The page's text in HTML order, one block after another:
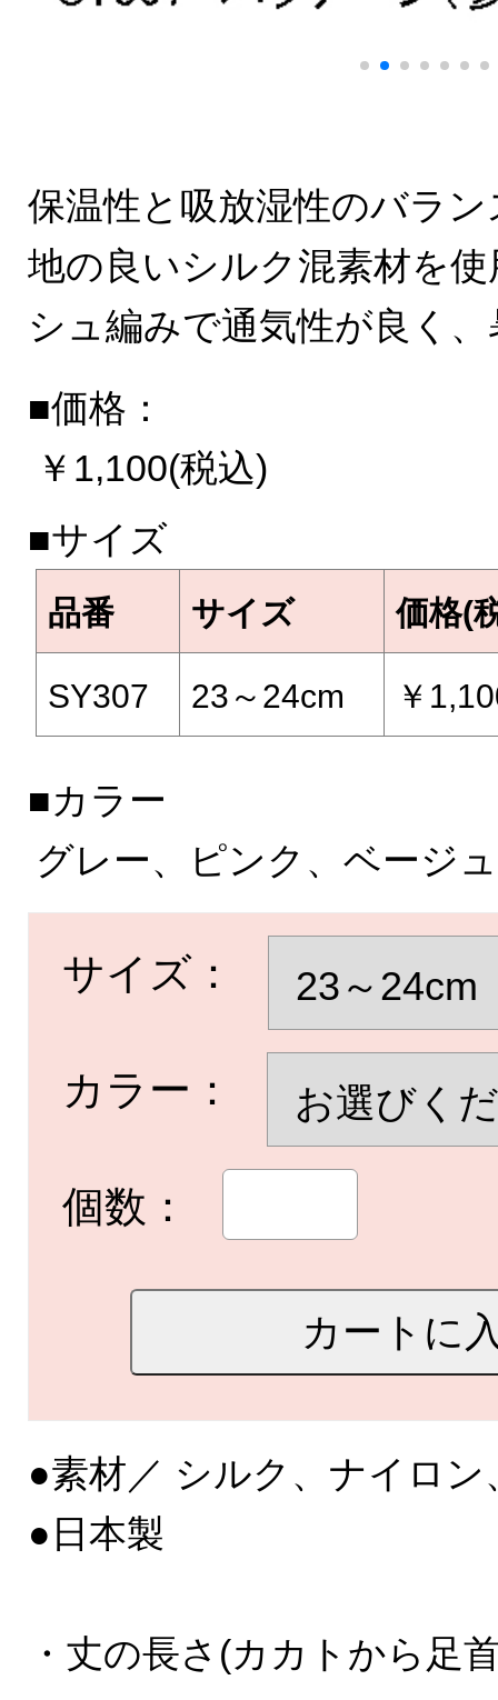
保温性と吸放湿性のバラ
地の良いシルク混素材を
シュ編みで通気性が良く
■価格：
￥1,100(税込)
■サイズ
品番 サイズ 価格(
SY307 23～24cm ￥
■カラー
グレー、ピンク、ベージュ
サイズ：
カラー：
個数：
●素材／ シルク、ナイロ
●日本製
・丈の長さ(カカトから足